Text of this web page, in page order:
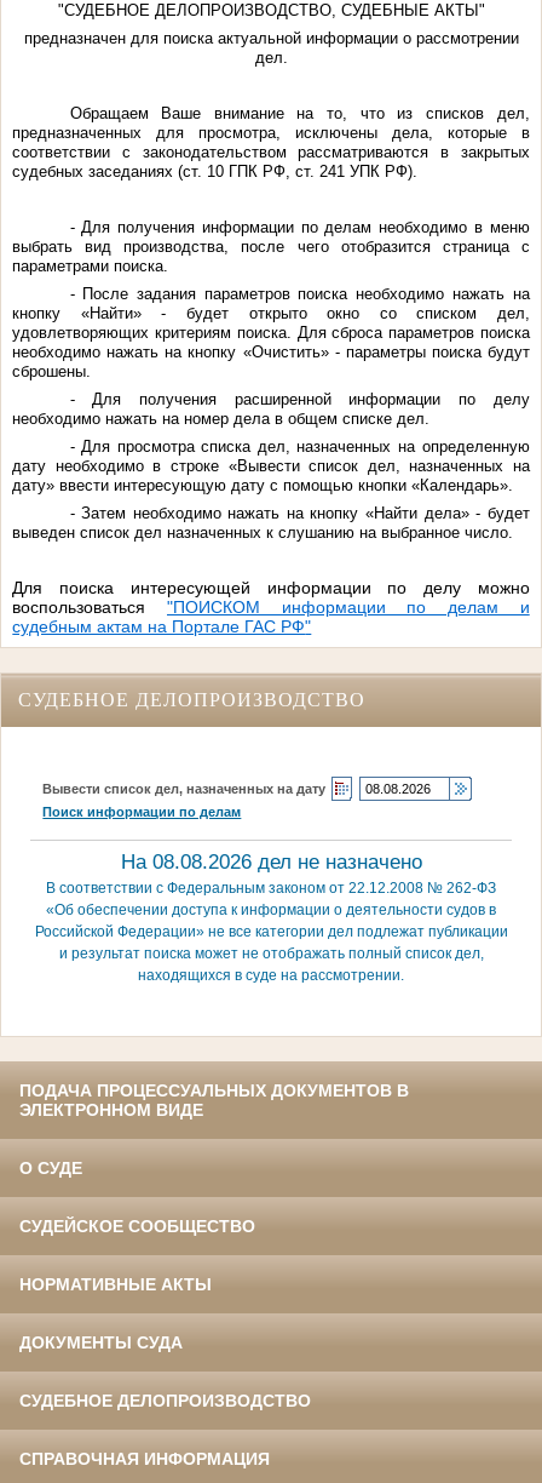
"СУДЕБНОЕ ДЕЛОПРОИЗВОДСТВО, СУДЕБНЫЕ АКТЫ"
предназначен для поиска актуальной информации о рассмотрении
дел.
Обращаем Ваше внимание на то, что из списков дел,
предназначенных для просмотра, исключены дела, которые в
соответствии с законодательством рассматриваются в закрытых
судебных заседаниях (ст. 10 ГПК РФ, ст. 241 УПК РФ).
- Для получения информации по делам необходимо в меню
выбрать вид производства, после чего отобразится страница с
параметрами поиска.
- После задания параметров поиска необходимо нажать на
кнопку «Найти» - будет открыто окно со списком дел,
удовлетворяющих критериям поиска. Для сброса параметров поиска
необходимо нажать на кнопку «Очистить» - параметры поиска будут
сброшены.
- Для получения расширенной информации по делу
необходимо нажать на номер дела в общем списке дел.
- Для просмотра списка дел, назначенных на определенную
дату необходимо в строке «Вывести список дел, назначенных на
дату» ввести интересующую дату с помощью кнопки «Календарь».
- Затем необходимо нажать на кнопку «Найти дела» - будет
выведен список дел назначенных к слушанию на выбранное число.
Для поиска интересующей информации по делу можно
воспользоваться "ПОИСКОМ информации по делам и
судебным актам на Портале ГАС РФ"
СУДЕБНОЕ ДЕЛОПРОИЗВОДСТВО
Вывести список дел, назначенных на дату
Поиск информации по делам
На 08.08.2026 дел не назначено
В соответствии с Федеральным законом от 22.12.2008 № 262-ФЗ
«Об обеспечении доступа к информации о деятельности судов в
Российской Федерации» не все категории дел подлежат публикации
и результат поиска может не отображать полный список дел,
находящихся в суде на рассмотрении.
ПОДАЧА ПРОЦЕССУАЛЬНЫХ ДОКУМЕНТОВ В
ЭЛЕКТРОННОМ ВИДЕ
О СУДЕ
СУДЕЙСКОЕ СООБЩЕСТВО
НОРМАТИВНЫЕ АКТЫ
ДОКУМЕНТЫ СУДА
СУДЕБНОЕ ДЕЛОПРОИЗВОДСТВО
СПРАВОЧНАЯ ИНФОРМАЦИЯ